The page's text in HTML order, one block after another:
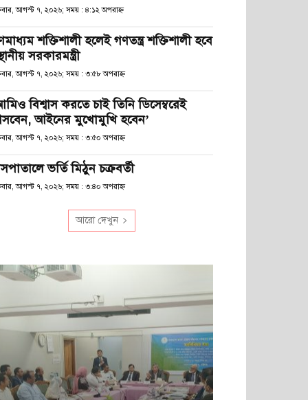
আগস্ট ৭, ২০২৬; সময় : ৪:১২ অপরাহ্ণ
শক্তিশালী হলেই গণতন্ত্র শক্তিশালী হবে
সরকারমন্ত্রী
আগস্ট ৭, ২০২৬; সময় : ৩:৫৮ অপরাহ্ণ
বিশ্বাস করতে চাই তিনি ডিসেম্বরেই
আইনের মুখোমুখি হবেন’
আগস্ট ৭, ২০২৬; সময় : ৩:৫০ অপরাহ্ণ
ভর্তি মিঠুন চক্রবর্তী
আগস্ট ৭, ২০২৬; সময় : ৩:৪০ অপরাহ্ণ
আরো দেখুন